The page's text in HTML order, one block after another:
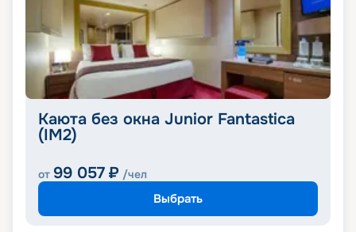
Каюта без окна Junior Fantastica
(IM2)
от 99 057 ₽ /чел
Выбрать